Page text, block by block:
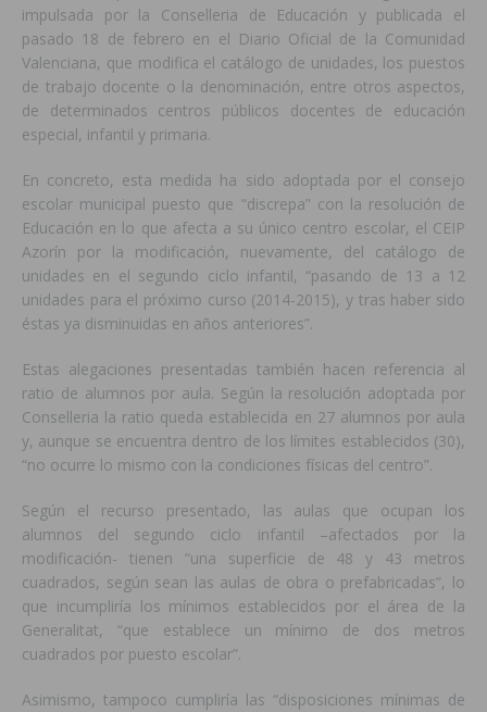
impulsada por la Conselleria de Educación y publicada el
pasado 18 de febrero en el Diario Oficial de la Comunidad
Valenciana, que modifica el catálogo de unidades, los puestos
de trabajo docente o la denominación, entre otros aspectos,
de determinados centros públicos docentes de educación
especial, infantil y primaria.
En concreto, esta medida ha sido adoptada por el consejo
escolar municipal puesto que “discrepa” con la resolución de
Educación en lo que afecta a su único centro escolar, el CEIP
Azorín por la modificación, nuevamente, del catálogo de
unidades en el segundo ciclo infantil, “pasando de 13 a 12
unidades para el próximo curso (2014-2015), y tras haber sido
éstas ya disminuidas en años anteriores”.
Estas alegaciones presentadas también hacen referencia al
ratio de alumnos por aula. Según la resolución adoptada por
Conselleria la ratio queda establecida en 27 alumnos por aula
y, aunque se encuentra dentro de los límites establecidos (30),
“no ocurre lo mismo con la condiciones físicas del centro”.
Según el recurso presentado, las aulas que ocupan los
alumnos del segundo ciclo infantil –afectados por la
modificación- tienen “una superficie de 48 y 43 metros
cuadrados, según sean las aulas de obra o prefabricadas”, lo
que incumpliría los mínimos establecidos por el área de la
Generalitat, “que establece un mínimo de dos metros
cuadrados por puesto escolar”.
Asimismo, tampoco cumpliría las “disposiciones mínimas de